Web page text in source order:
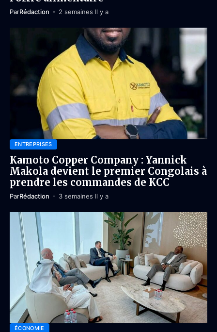
ParRédaction 2 semaines Il y a
ENTREPRISES
Kamoto Copper Company : Yannick
Makola devient le premier Congolais à
prendre les commandes de KCC
ParRédaction 3 semaines Il y a
ÉCONOMIE